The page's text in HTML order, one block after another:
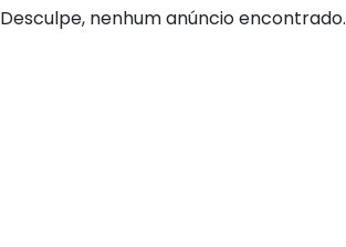
Desculpe, nenhum anúncio encontrado.